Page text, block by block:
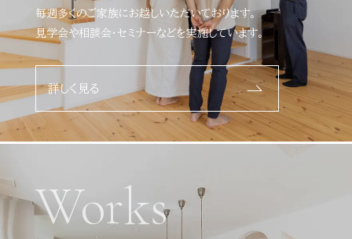
毎週多くのご家族にお越しいただいております。
見学会や相談会・セミナーなどを実施しています。
詳しく見る
Works